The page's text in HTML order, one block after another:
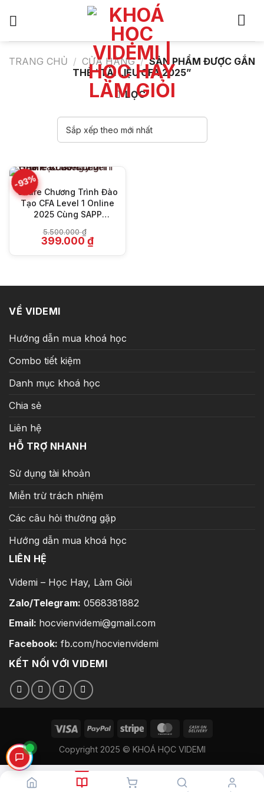
TRANG CHỦ / CỬA HÀNG / SẢN PHẨM ĐƯỢC GẮN
THẺ “TÀI LIỆU CFA 2025”
LỌC
-93%
Share Chương Trình Đào
Tạo CFA Level 1 Online
2025 Cùng SAPP
5.500.000₫
Giá
gốc
399.000 ₫Giá
VỀ VIDEMI
Hướng dẫn mua khoá học
Combo tiết kiệm
Danh mục khoá học
Chia sẻ
Liên hệ
HỖ TRỢ NHANH
Sử dụng tài khoản
Miễn trừ trách nhiệm
Các câu hỏi thường gặp
Hướng dẫn mua khoá học
LIÊN HỆ
Videmi – Học Hay, Làm Giỏi
Zalo/Telegram: 0568381882
Email: hocvienvidemi@gmail.com
Facebook: fb.com/hocvienvidemi
KẾT NỐI VỚI VIDEMI
Copyright 2025 © KHOÁ HỌC VIDEMI